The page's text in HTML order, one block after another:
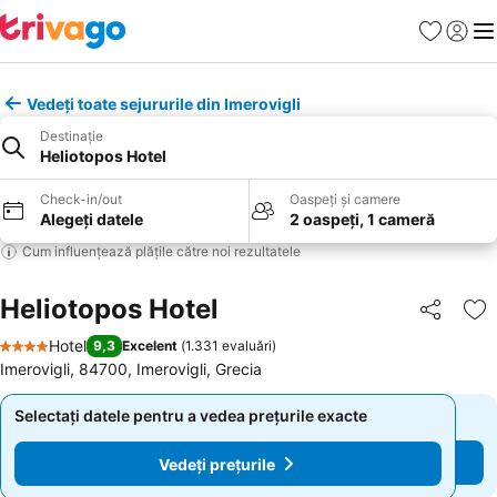
Favorite
Vedeți toate sejururile din Imerovigli
Destinație
Heliotopos Hotel
Check-in/out
Alegeți datele
Oaspeți și camere
2 oaspeți, 1 cameră
Cum influențează plățile către noi rezultatele
Heliotopos Hotel Distribuiți
4 Stele
Hotel 9,3 Excelent (1.331 evaluări)
Imerovigli, 84700, Imerovigli, Grecia
Selectați datele pentru a vedea prețurile exacte
Vedeți prețurile
Selectați datele pentru a vedea prețurile exacte
Vedeți prețurile